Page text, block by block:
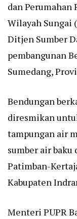
dan Perumahan
Wilayah Sungai
Ditjen Sumber
pembangunan
Sumedang,
Bendungan
diresmikan
tampungan air
sumber air
Patimban-
Kabupaten
Menteri PUPR